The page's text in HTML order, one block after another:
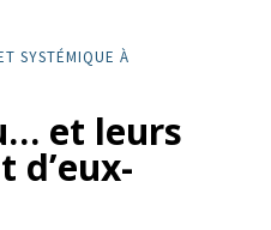
SYSTÉMIQUE À
et leurs
d’eux-